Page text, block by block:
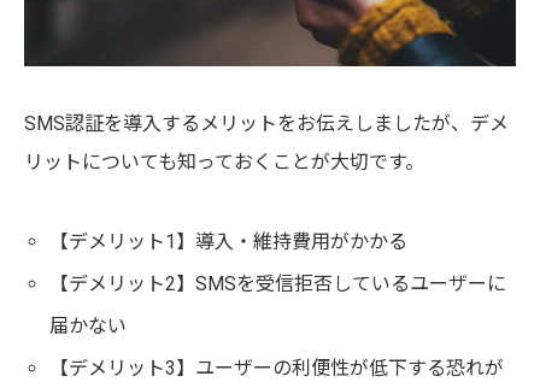
SMS認証を導入するメリットをお伝えしましたが、デメ
リットについても知っておくことが大切です。
【デメリット1】導入・維持費用がかかる
【デメリット2】SMSを受信拒否しているユーザーに
届かない
【デメリット3】ユーザーの利便性が低下する恐れが